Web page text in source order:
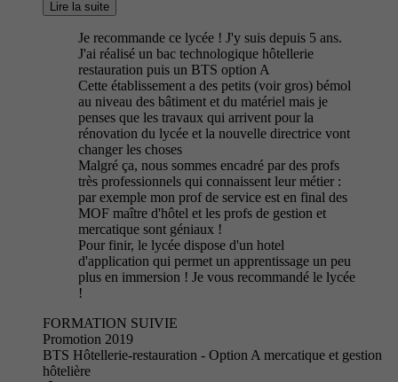
Lire la suite
Je recommande ce lycée ! J'y suis depuis 5 ans.
J'ai réalisé un bac technologique hôtellerie
restauration puis un BTS option A
Cette établissement a des petits (voir gros) bémol
au niveau des bâtiment et du matériel mais je
penses que les travaux qui arrivent pour la
rénovation du lycée et la nouvelle directrice vont
changer les choses
Malgré ça, nous sommes encadré par des profs
très professionnels qui connaissent leur métier :
par exemple mon prof de service est en final des
MOF maître d'hôtel et les profs de gestion et
mercatique sont géniaux !
Pour finir, le lycée dispose d'un hotel
d'application qui permet un apprentissage un peu
plus en immersion ! Je vous recommandé le lycée
!
FORMATION SUIVIE
Promotion 2019
BTS Hôtellerie-restauration - Option A mercatique et gestion
hôtelière